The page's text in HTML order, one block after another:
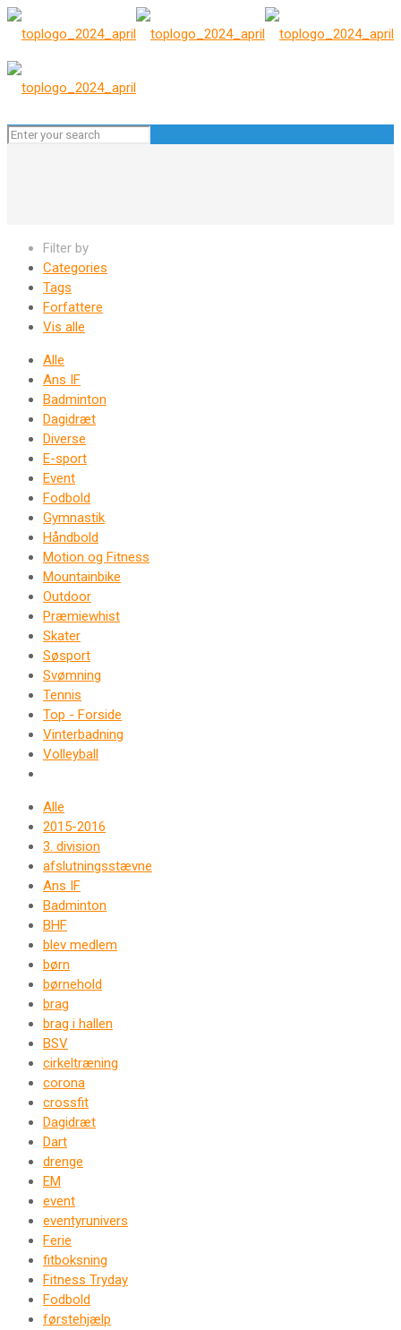
Filter by
Categories
Tags
Forfattere
Vis alle
Alle
Ans IF
Badminton
Dagidræt
Diverse
E-sport
Event
Fodbold
Gymnastik
Håndbold
Motion og Fitness
Mountainbike
Outdoor
Præmiewhist
Skater
Søsport
Svømning
Tennis
Top - Forside
Vinterbadning
Volleyball
Alle
2015-2016
3. division
afslutningsstævne
Ans IF
Badminton
BHF
blev medlem
børn
børnehold
brag
brag i hallen
BSV
cirkeltræning
corona
crossfit
Dagidræt
Dart
drenge
EM
event
eventyrunivers
Ferie
fitboksning
Fitness Tryday
Fodbold
førstehjælp